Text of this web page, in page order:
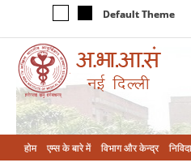
Default Theme
होम एम्‍स के बारे में विभाग और केन्‍द्र